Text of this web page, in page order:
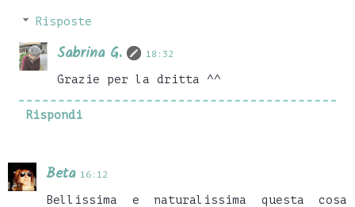
Risposte
Sabrina G. 18:32
Grazie per la dritta ^^
Rispondi
Beta 16:12
Bellissima e naturalissima questa cosa